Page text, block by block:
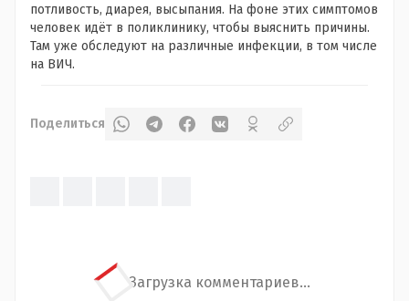
потливость, диарея, высыпания. На фоне этих симптомов
человек идёт в поликлинику, чтобы выяснить причины.
Там уже обследуют на различные инфекции, в том числе
на ВИЧ.
Поделиться
Загрузка комментариев...